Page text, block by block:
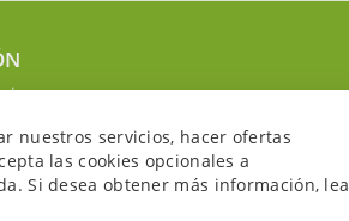
nuestros servicios, hacer ofertas
las cookies opcionales a
Si desea obtener más información, lea